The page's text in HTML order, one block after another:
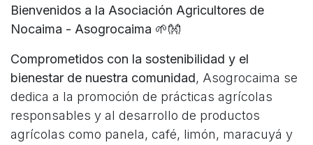
Bienvenidos a la Asociación Agricultores de
Nocaima - Asogrocaima 🌱👐
Comprometidos con la sostenibilidad y el
bienestar de nuestra comunidad, Asogrocaima se
dedica a la promoción de prácticas agrícolas
responsables y al desarrollo de productos
agrícolas como panela, café, limón, maracuyá y